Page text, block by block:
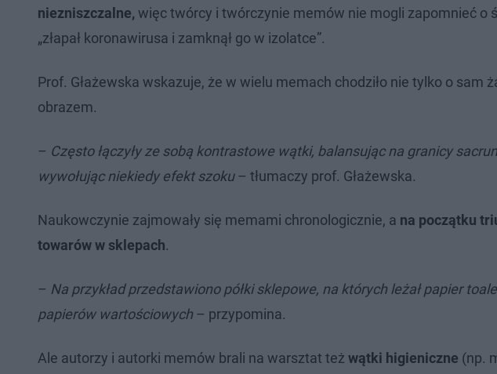
niezniszczalne, więc twórcy i twórczynie memów nie mogli zapomnieć o
„złapał koronawirusa i zamknął go w izolatce”.
Prof. Głażewska wskazuje, że w wielu memach chodziło nie tylko o sam
obrazem.
– Często łączyły ze sobą kontrastowe wątki, balansując na granicy
wywołując niekiedy efekt szoku– tłumaczy prof. Głażewska.
Naukowczynie zajmowały się memami chronologicznie, a na początku
towarów w sklepach.
– Na przykład przedstawiono półki sklepowe, na których leżał papier
papierów wartościowych – przypomina.
Ale autorzy i autorki memów brali na warsztat też wątki higieniczne (np.